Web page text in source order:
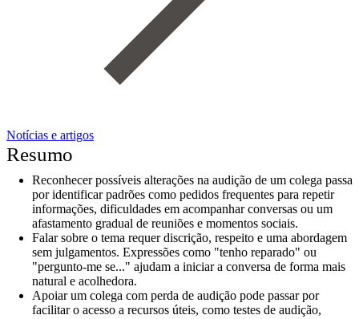
Notícias e artigos
Resumo
Reconhecer possíveis alterações na audição de um colega passa
por identificar padrões como pedidos frequentes para repetir
informações, dificuldades em acompanhar conversas ou um
afastamento gradual de reuniões e momentos sociais.
Falar sobre o tema requer discrição, respeito e uma abordagem
sem julgamentos. Expressões como "tenho reparado" ou
"pergunto-me se..." ajudam a iniciar a conversa de forma mais
natural e acolhedora.
Apoiar um colega com perda de audição pode passar por
facilitar o acesso a recursos úteis, como testes de audição,